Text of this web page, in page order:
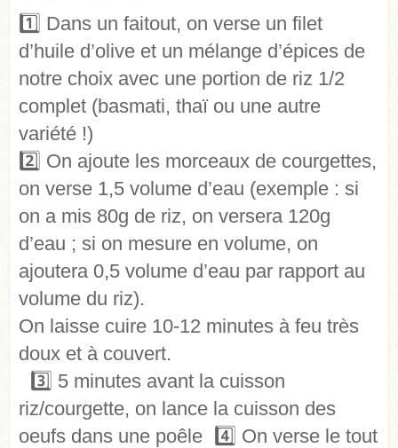
1️⃣ Dans un faitout, on verse un filet
d’huile d’olive et un mélange d’épices de
notre choix avec une portion de riz 1/2
complet (basmati, thaï ou une autre
variété !)
2️⃣ On ajoute les morceaux de courgettes,
on verse 1,5 volume d’eau (exemple : si
on a mis 80g de riz, on versera 120g
d’eau ; si on mesure en volume, on
ajoutera 0,5 volume d’eau par rapport au
volume du riz).
On laisse cuire 10-12 minutes à feu très
doux et à couvert.
3️⃣ 5 minutes avant la cuisson
riz/courgette, on lance la cuisson des
oeufs dans une poêle 4️⃣ On verse le tout